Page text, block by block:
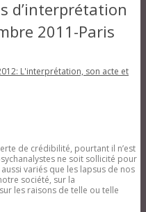
d’interprétation
2011-Paris
L'interprétation, son acte et
de crédibilité, pourtant il n’est
ne soit sollicité pour
variés que les lapsus de nos
société, sur la
les raisons de telle ou telle